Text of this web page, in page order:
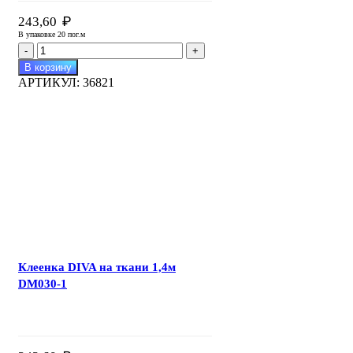
243,60 ₽
В упаковке 20 пог.м
Количество
товара
Клеенка
DIVA
В корзину
АРТИКУЛ: 36821
Клеенка DIVA на ткани 1,4м
DM030-1